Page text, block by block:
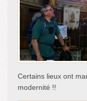
Certains lieux ont
modernité !!